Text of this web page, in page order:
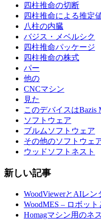
四柱推命の切断
四柱推命による推定
八柱の内臓
バジス・メベルシク
四柱推命パッケージ
四柱推命の株式
パー
他の
CNCマシン
見た
このデバイスはBazis
ソフトウェア
ブルムソフトウェア
その他のソフトウェ
ウッドソフトネスト
新しい記事
WoodViewerとAIレン
WoodMES – ロボッ
Homagマシン用のネ